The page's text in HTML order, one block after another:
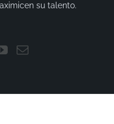
su talento.